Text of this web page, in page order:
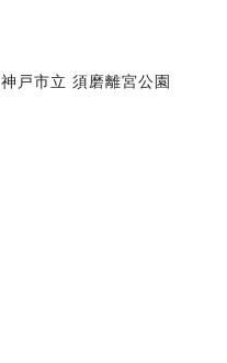
神戸市立 須磨離宮公園